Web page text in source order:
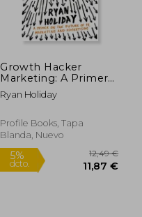
Growth Hacker
Marketing: A Primer
on the Future of PR,
Marketing and
Inglés)
Ryan Holiday
Profile Books, Tapa
Blanda, Nuevo